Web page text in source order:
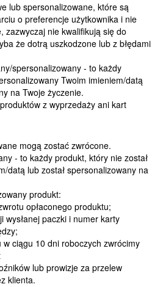
lub spersonalizowane, które są
o preferencje użytkownika i nie
zazwyczaj nie kwalifikują się do
że dotrą uszkodzone lub z błędami
spersonalizowany - to każdy
Twoim imieniem/datą
na Twoje życzenie.
z wyprzedaży ani kart
mogą zostać zwrócone.
- to każdy produkt, który nie został
datą lub został spersonalizowany na
produkt:
opłaconego produktu;
wysłanej paczki i numer karty
ciągu 10 dni roboczych zwrócimy
lub prowizje za przelew
klienta.